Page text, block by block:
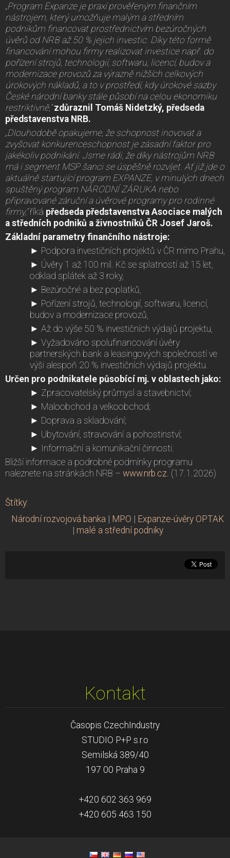
„Program Expanze je praxí prověřeným finančním
nástrojem, který umožňuje malým a středním
podnikům financovat prostřednictvím bezúročných
úvěrů od NRB až 50 % jejich investic. Díky této formě
financování mohou firmy realizovat investice např. do
pořízení strojů, technologií, softwaru, licencí, budov a
modernizace provozů za výrazně nižších celkových
úrokových nákladů, a to v prostředí, kdy úrokové sazby
České národní banky stále působí na celou ekonomiku
restriktivně,“zdůraznil Tomáš Nidetzký, předseda
představenstva NRB.
„Dlouhodobě opakujeme, že schopnost inovovat a
zvyšovat konkurenceschopnost je zásadní faktor pro
jakékoliv podnikání. Jsme rádi, že díky nástrojům NRB
má i segment MSP šanci se úspěšně rozvíjet. Ať již jde o
aktuálně startující program EXPANZE, v minulých dnech
spuštěný program NÁRODNÍ ZÁRUKA nebo
připravované záruční a úvěrové programy pro rodinné
firmy,“říká předseda představenstva Asociace malých
a středních podniků a živnostníků ČR Josef Jaroš.
Základní parametry finančního nástroje:
► Podpora investičních projektů v ČR mimo Prahu,
► Úvěry 1 až 100 mil. Kč se splatností až 15 let,
odklad splátek až 3 roky,
► Bezúročné a bez poplatků,
► Pořízení strojů, technologií, softwaru, licencí,
budov a modernizace provozů,
► Až do výše 50 % investičních výdajů projektu,
► Vyžadováno spolufinancování úvěry
partnerských bank a leasingových společností ve
výši alespoň 20 % investičních výdajů projektu.
Určen pro podnikatele působící mj. v oblastech jako:
► Zpracovatelský průmysl a stavebnictví;
► Maloobchod a velkoobchod;
► Doprava a skladování;
► Ubytování, stravování a pohostinství;
► Informační a komunikační činnosti.
Bližší informace a podrobné podmínky programu
naleznete na stránkách NRB – www.nrb.cz . (17.1.2026)
Štítky:
Národní rozvojová banka | MPO | Expanze-úvěry OPTAK
| malé a střední podniky
Kontakt
Časopis CzechIndustry
STUDIO P+P s.r.o
Semilská 389/40
197 00 Praha 9
+420 602 363 969
+420 605 463 150